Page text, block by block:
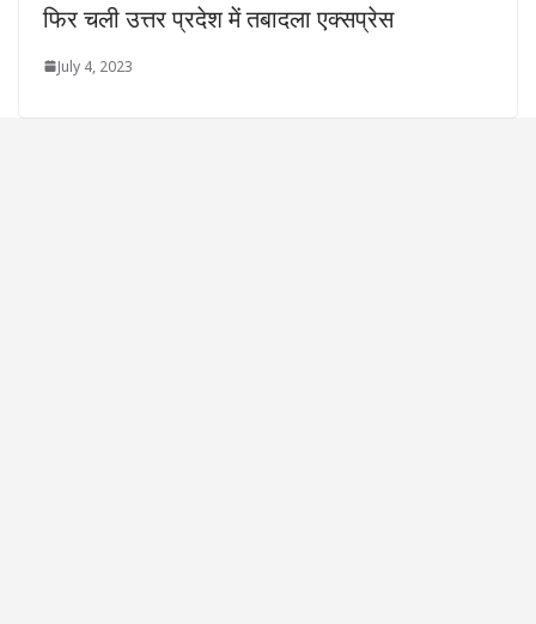
फिर चली उत्तर प्रदेश में तबादला एक्सप्रेस
July 4, 2023